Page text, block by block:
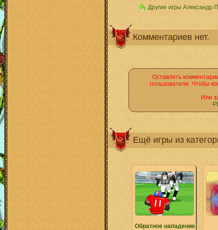
Другие игры Александр
Комментариев нет.
Оставлять
пользователи. Чтобы
Или
Ещё игры из
Обратное нападение